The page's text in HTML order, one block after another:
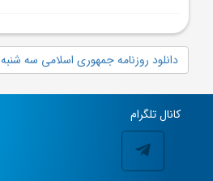
دانلود روزنامه جمهوری اسلامی سه شنبه 1404/05/21 شماره 13157
کانال تلگرام